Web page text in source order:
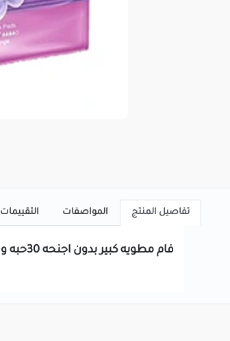
تفاصيل المنتج المواصفات التقييمات
فام مطويه كبير بدون اجنحه 30حبه وردي